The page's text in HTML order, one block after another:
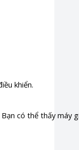
khiển.
có thể thấy máy